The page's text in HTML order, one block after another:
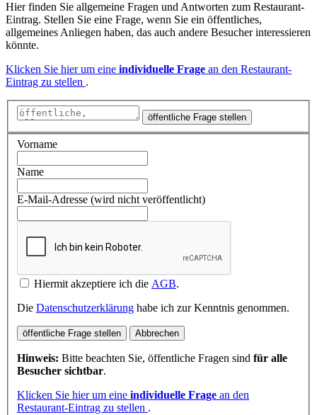
Hier finden Sie allgemeine Fragen und Antworten zum Restaurant-
Eintrag. Stellen Sie eine Frage, wenn Sie ein öffentliches,
allgemeines Anliegen haben, das auch andere Besucher interessieren
könnte.
Klicken Sie hier um eine individuelle Frage an den Restaurant-
Eintrag zu stellen .
öffentliche Frage stellen
Vorname
Name
E-Mail-Adresse (wird nicht veröffentlicht)
Hiermit akzeptiere ich die AGB.
Die Datenschutzerklärung habe ich zur Kenntnis genommen.
öffentliche Frage stellen Abbrechen
Hinweis: Bitte beachten Sie, öffentliche Fragen sind für alle
Besucher sichtbar.
Klicken Sie hier um eine individuelle Frage an den
Restaurant-Eintrag zu stellen .